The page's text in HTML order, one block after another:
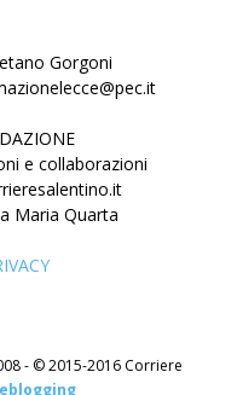
Gorgoni
e collaborazioni
Maria Quarta
- © 2015-2016 Corriere